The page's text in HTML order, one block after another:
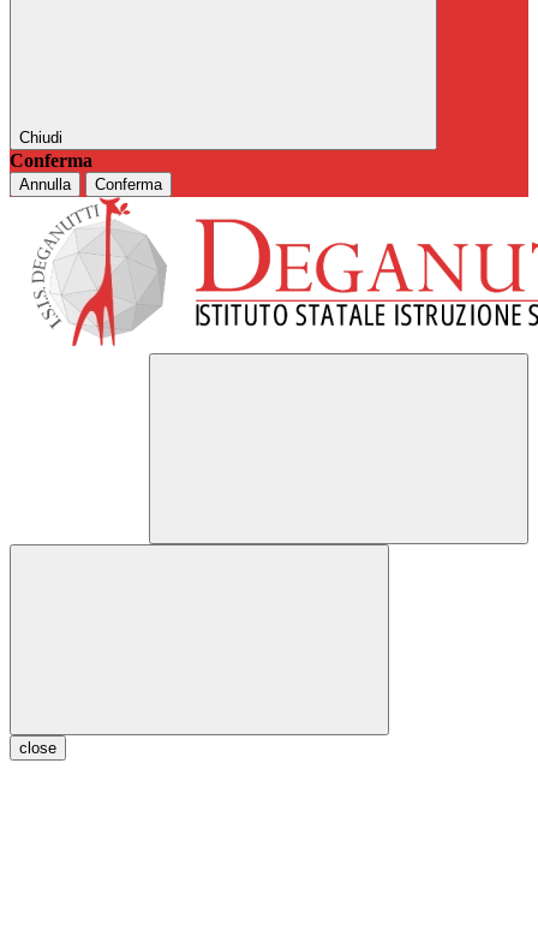
Chiudi
Conferma
Annulla Conferma
close